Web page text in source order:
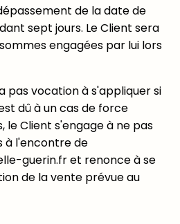
de la date de
sept jours. Le Client sera
engagées par lui lors
pas vocation à s'appliquer si
dû à un cas de force
le Client s'engage à ne pas
à l'encontre de
guerin.fr et renonce à se
de la vente prévue au